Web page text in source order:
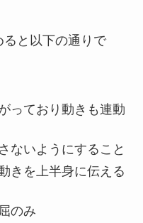
と以下の通りで
っており動きも連動
ないようにすること
きを上半身に伝える
のみ